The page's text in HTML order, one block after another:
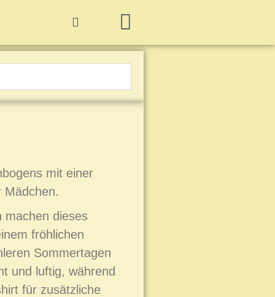
mit einer
Mädchen.
machen dieses
fröhlichen
Sommertagen
und luftig, während
für zusätzliche